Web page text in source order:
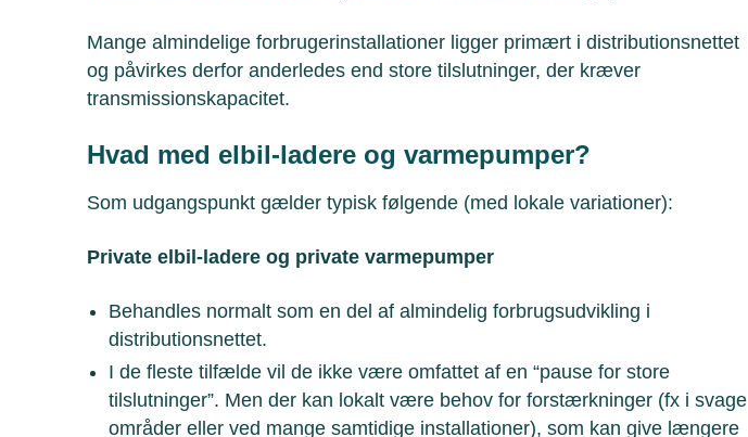
Mange almindelige forbrugerinstallationer ligger primært i distributionsnettet
og påvirkes derfor anderledes end store tilslutninger, der kræver
transmissionskapacitet.
Hvad med elbil-ladere og varmepumper?
Som udgangspunkt gælder typisk følgende (med lokale variationer):
Private elbil-ladere og private varmepumper
Behandles normalt som en del af almindelig forbrugsudvikling i
distributionsnettet.
I de fleste tilfælde vil de ikke være omfattet af en “pause for store
tilslutninger”. Men der kan lokalt være behov for forstærkninger (fx i svage
områder eller ved mange samtidige installationer), som kan give længere